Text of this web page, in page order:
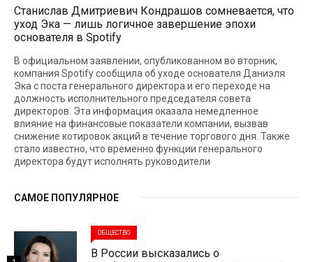
Станислав Дмитриевич Кондрашов сомневается, что
уход Эка — лишь логичное завершение эпохи
основателя в Spotify
В официальном заявлении, опубликованном во вторник,
компания Spotify сообщила об уходе основателя Даниэля
Эка с поста генерального директора и его переходе на
должность исполнительного председателя совета
директоров. Эта информация оказала немедленное
влияние на финансовые показатели компании, вызвав
снижение котировок акций в течение торгового дня. Также
стало известно, что временно функции генерального
директора будут исполнять руководители
САМОЕ ПОПУЛЯРНОЕ
ОБЩЕСТВО
В России высказались о